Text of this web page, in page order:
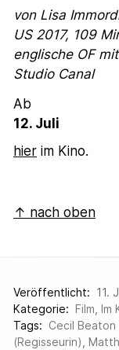
von Lisa
US 2017, 109
englische OF
Studio Canal
Ab
12. Juli
hier im Kino.
↑ nach oben
Veröffentlicht: 11.
Kategorie: Film ,Im
Tags: Cecil
(Regisseurin) ,